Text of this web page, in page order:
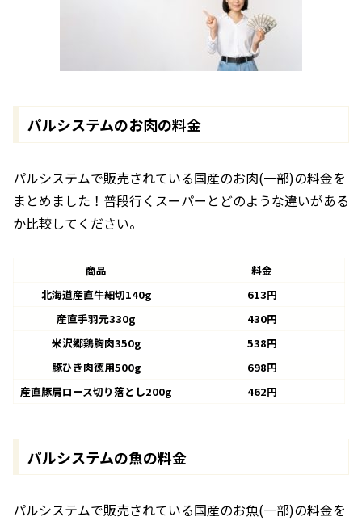
パルシステムのお肉の料金
パルシステムで販売されている国産のお肉(一部)の料金を
まとめました！普段行くスーパーとどのような違いがある
か比較してください。
商品
料金
北海道産直牛細切140g
613円
産直手羽元330g
430円
米沢郷鶏胸肉350g
538円
豚ひき肉徳用500g
698円
産直豚肩ロース切り落とし200g
462円
パルシステムの魚の料金
パルシステムで販売されている国産のお魚(一部)の料金を